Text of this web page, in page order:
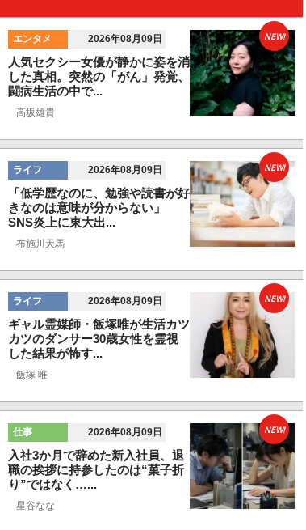
エンタメ 2026年08月09日
人気セクシー女優が静かに姿を消
した真相。突然の「がん」発覚、
闘病生活の中で...
髙坂雄貴
NEW!
ライフ 2026年08月09日
「低学歴なのに、勉強や読書が好
きなのは意味が分からない」
SNS炎上に東大出...
布施川天馬
NEW!
ライフ 2026年08月09日
ギャル霊媒師・飯塚唯が生活カツ
カツのダンサー30歳女性を霊視
した結果が怖す...
飯塚 唯
NEW!
仕事 2026年08月09日
入社3か月で辞めた新入社員、退
職の挨拶に持参したのは“菓子折
り”ではなく…...
星谷なな
NEW!